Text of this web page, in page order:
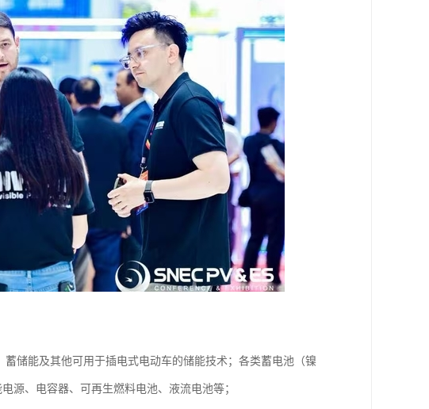
储能及其他可用于插电式电动车的储能技术；各类蓄电池（镍
源、电容器、可再生燃料电池、液流电池等；